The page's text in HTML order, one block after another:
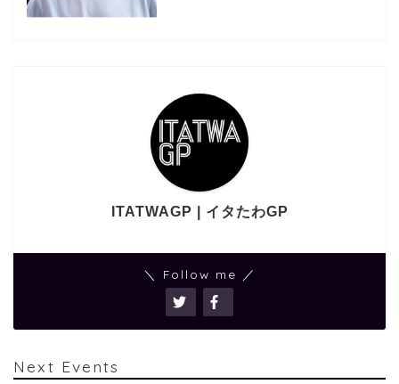
ITATWAGP | イタたわGP
＼ Follow me ／
Next Events